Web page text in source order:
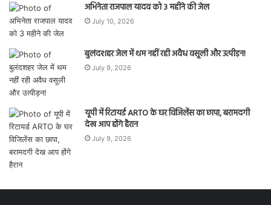
अभिनेता राजपाल यादव को 3 महीने की जेल
July 10, 2026
बुलंदशहर जेल में थम नहीं रही अवैध वसूली और उत्पीड़न!
July 9, 2026
यूपी में रिटायर्ड ARTO के घर विजिलेंस का छापा, बरामदगी
देख आप होंगे हैरान
July 9, 2026